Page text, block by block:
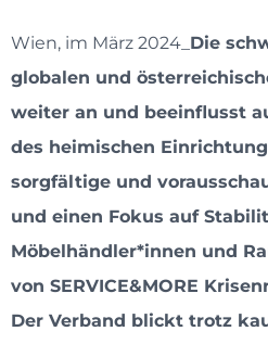
Wien, im März 2024_ Die
globalen und
weiter an und beeinflusst
des heimischen
sorgfältige und
und einen Fokus auf
Möbelhändler*innen und
von SERVICE&MORE
Der Verband blickt trotz